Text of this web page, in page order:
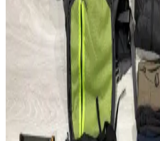
Fjällräven Kånken 16L
Seyahatinde Hafif ve
Fjällräven Kånken 16L sırt
hafif ve düzenli paketleme
seyahat deneyimleri
22.5L ve Kişisel Eşya ile
Çantası Tercihi: Hava